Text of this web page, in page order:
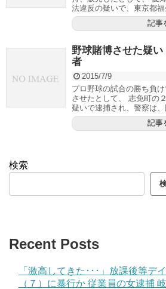
法違反の疑いで、東京都福
記事
野球賭博させた疑
者
2015/7/9
プロ野球の試合の勝ち負
させたとして、 志免町の
疑いで逮捕され、警察は
記事
検索
Recent Posts
「激高してきた･･･」放課後等デ
（７）に暴行か 従業員の女逮捕